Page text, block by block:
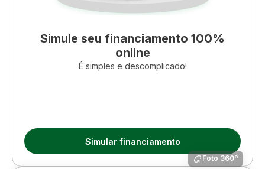
Simule seu financiamento 100%
online
É simples e descomplicado!
Simular financiamento
Foto 360º